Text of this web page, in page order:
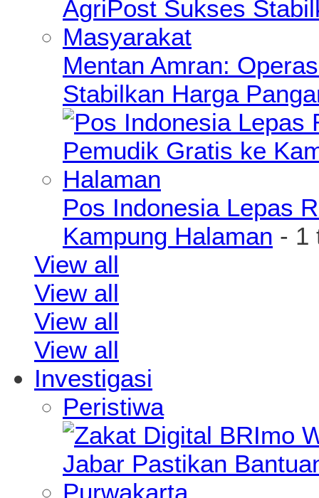
Mentan Amran:
Stabilkan Harga
Pos Indonesia Lepas
Kampung Halaman - 1
View all
View all
View all
View all
Investigasi
Peristiwa